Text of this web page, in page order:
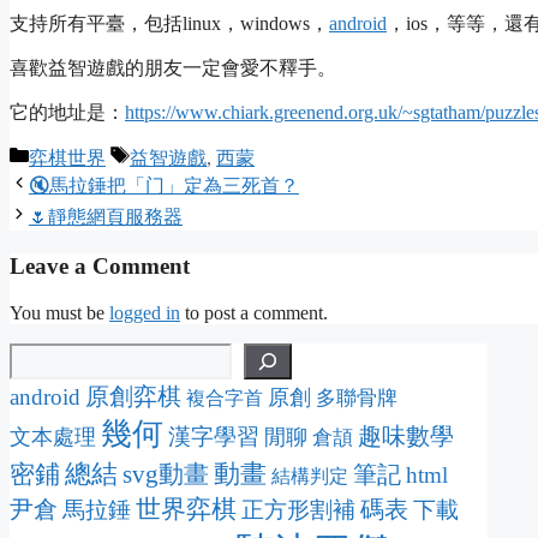
支持所有平臺，包括linux，windows， android ，ios，等等，還
喜歡益智遊戲的朋友一定會愛不釋手。
它的地址是： https://www.chiark.greenend.org.uk/~sgtatham/
Categories
弈棋世界 Tags
益智遊戲, 西蒙
🔇馬拉錘把「门」定為三死首？
🌷靜態網頁服務器
Leave a Comment
You must be logged in to post a comment.
android 原創弈棋 複合字首 原創 多聯骨牌
文本處理 幾何漢字學習 閒聊 倉頡 趣味數學
密鋪總結 svg動畫 動畫 結構判定 筆記html
尹倉 馬拉錘世界弈棋 正方形割補 碼表 下載